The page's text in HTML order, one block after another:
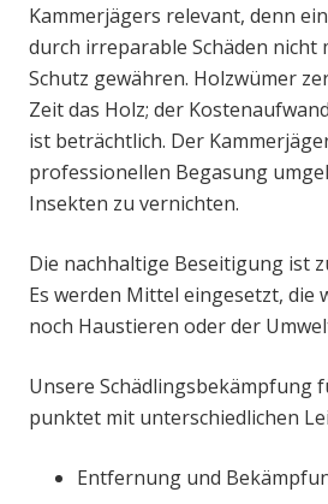
Kammerjägers relevant, denn
durch irreparable Schäden nicht
Schutz gewähren. Holzwümer
Zeit das Holz; der
ist beträchtlich. Der
professionellen Begasung
Insekten zu vernichten.
Die nachhaltige Beseitigung ist
Es werden Mittel eingesetzt, die
noch Haustieren oder der
Unsere Schädlingsbekämpfung
punktet mit unterschiedlichen
Entfernung und